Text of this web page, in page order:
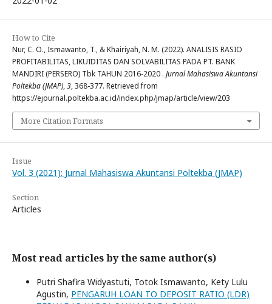
How to Cite
Nur, C. O., Ismawanto, T., & Khairiyah, N. M. (2022). ANALISIS RASIO
PROFITABILITAS, LIKUIDITAS DAN SOLVABILITAS PADA PT. BANK
MANDIRI (PERSERO) Tbk TAHUN 2016-2020 . Jurnal Mahasiswa Akuntansi
Poltekba (JMAP),3, 368-377. Retrieved from
https://ejournal.poltekba.ac.id/index.php/jmap/article/view/203
More Citation Formats
Issue
Vol. 3 (2021): Jurnal Mahasiswa Akuntansi Poltekba (JMAP)
Section
Articles
Most read articles by the same author(s)
Putri Shafira Widyastuti, Totok Ismawanto, Kety Lulu
Agustin, PENGARUH LOAN TO DEPOSIT RATIO (LDR)